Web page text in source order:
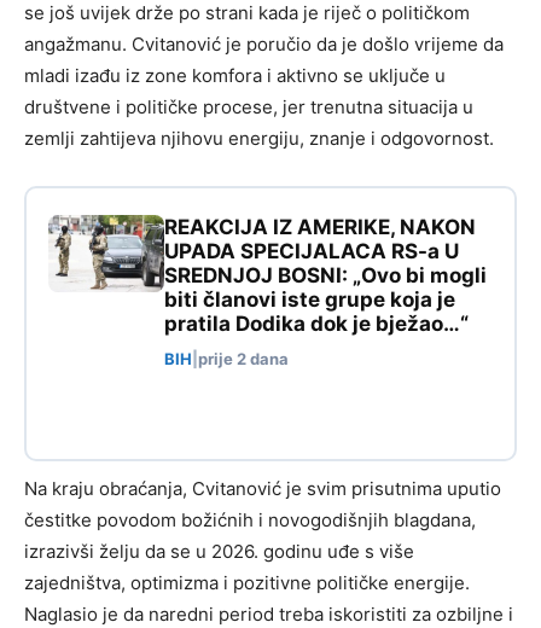
se još uvijek drže po strani kada je riječ o političkom
angažmanu. Cvitanović je poručio da je došlo vrijeme da
mladi izađu iz zone komfora i aktivno se uključe u
društvene i političke procese, jer trenutna situacija u
zemlji zahtijeva njihovu energiju, znanje i odgovornost.
REAKCIJA IZ AMERIKE, NAKON
UPADA SPECIJALACA RS-a U
SREDNJOJ BOSNI: „Ovo bi mogli
biti članovi iste grupe koja je
pratila Dodika dok je bježao…“
BIH prije 2 dana
Na kraju obraćanja, Cvitanović je svim prisutnima uputio
čestitke povodom božićnih i novogodišnjih blagdana,
izrazivši želju da se u 2026. godinu uđe s više
zajedništva, optimizma i pozitivne političke energije.
Naglasio je da naredni period treba iskoristiti za ozbiljne i